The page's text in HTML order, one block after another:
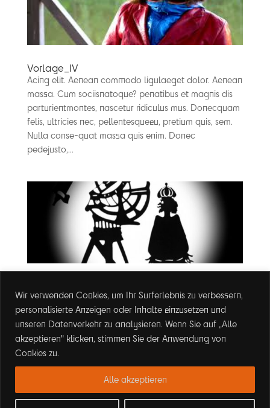
Wir verwenden Cookies, um Ihr Surferlebnis zu verbessern,
personalisierte Anzeigen oder Inhalte einzusetzen und
unseren Datenverkehr zu analysieren. Wenn Sie auf „Alle
akzeptieren" klicken, stimmen Sie der Anwendung von
Cookies zu.
Alle akzeptieren
Vorlage_IV
Acing elit. Aenean commodo ligulaeget dolor. Aenean
massa. Cum sociisnatoque? penatibus et magnis dis
parturientmontes, nascetur ridiculus mus. Donecquam
felis, ultricies nec, pellentesqueeu, pretium quis, sem.
Nulla conse-quat massa quis enim. Donec
pedejusto,...
Acing elit. Aenean commodo ligulaeget dolor. Aenean
massa. Cum sociisnatoque? penatibus et magnis dis
parturientmontes, nascetur ridiculus mus. Donecquam
felis, ultricies nec, pellentesqueeu, pretium quis, sem.
Nulla conse-quat massa quis enim. Donec
pedejusto,...